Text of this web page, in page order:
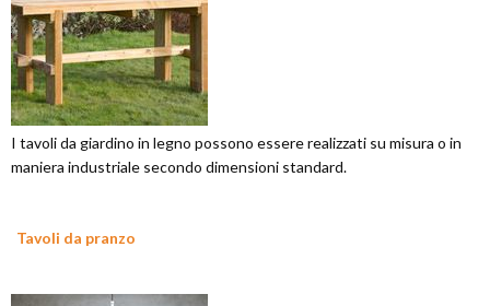
I tavoli da giardino in legno possono essere realizzati su misura o in
maniera industriale secondo dimensioni standard.
Tavoli da pranzo